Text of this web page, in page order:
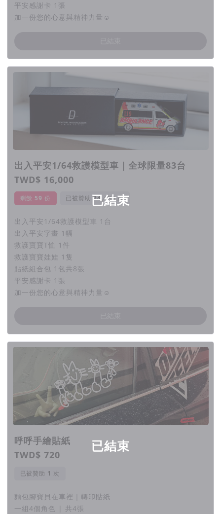
9/15(日) 台中歌劇院戶外廣場｜下午5點 (報名已額
滿)更新:活動已完成，感謝大家！
9/21(六) 高雄Mac Store(高雄市左營區重愛路425號)｜
更新:活動已完成，感謝大家！
▲ 2024.09.24 ｜ 感謝一次訂購80顆平安平安雞蛋糕的贊助者
10月｜10/26(六) 2024萬聖節活動-天母搞什麼鬼
活動已完成，感謝大家！
活動地點｜天母運動公園 活動時間｜
12月｜12/22(日) 出入平安品牌門市「公益平安平安雞
蛋糕活動」 更新:活動已完成，感謝大家！
歡迎大家來吃雞蛋糕喔
注臉書消息)▧ Luke有【西餐丙級證照】
跟好友分享吧！下載專區這裡請
由於出入平安不是基金會，因此無法勸募(贊助者單純贊
助並沒有商品回饋)
這次的公益專案贊助者贊助，就必須給予等值的回饋商
品
在商品製作部分一定會有成本產生
募得的款項扣除商品成本、募資平台費及發票稅
入平安人事(時間)成本後
平安感謝卡 1張
加一份您的心意與精神力量☺︎
已結束
出入平安1/64救護模型車｜全球限量83台
TWD$ 16,000
剩餘 59 份 已被贊助 ／83 次
出入平安1/64救護模型車 1台
出入平安字畫 1幅
救護寶寶T恤 1件
救護寶寶娃娃 1隻
貼紙組合包 1包共8張
平安感謝卡 1張
加一份您的心意與精神力量☺︎
已結束
呼呼手繪貼紙
TWD$ 720
已被贊助 次
麵包腳寶貝在車裡｜轉印貼紙
一組4個角色 | 共4張